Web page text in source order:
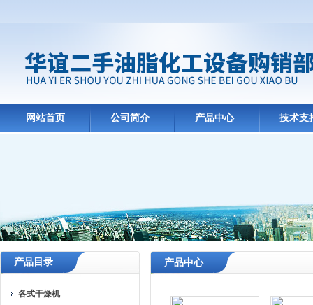
网站首页 公司简介 产品中心 技术支
产品目录
各式干燥机
产品中心